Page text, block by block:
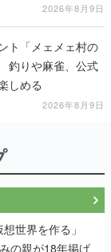
2026年8月9日
ト「メェメェ村の
釣りや麻雀、公式
しめる
2026年8月9日
世界を作る」
の親が18年掲げ